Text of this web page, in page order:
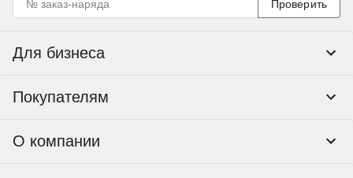
Проверить
Для бизнеса
Тендеры и гос закупки
Покупателям
Пункты выдачи
О компании